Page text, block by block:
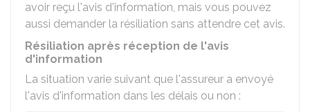
avoir reçu l'avis d'information, mais vous pouvez
aussi demander la résiliation sans attendre cet avis.
Résiliation après réception de l'avis
d'information
La situation varie suivant que l'assureur a envoyé
l'avis d'information dans les délais ou non :